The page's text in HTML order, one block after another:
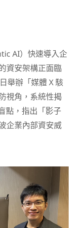
AI）快速導入企
資安架構正面臨
舉辦「媒體 X 駭
視角，系統性揭
點，指出「影子
企業內部資安威